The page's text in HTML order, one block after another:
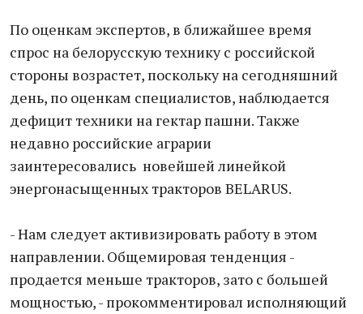
По оценкам экспертов, в ближайшее время
спрос на белорусскую технику с российской
стороны возрастет, поскольку на сегодняшний
день, по оценкам специалистов, наблюдается
дефицит техники на гектар пашни. Также
недавно российские аграрии
заинтересовались новейшей линейкой
энергонасыщенных тракторов BELARUS.
- Нам следует активизировать работу в этом
направлении. Общемировая тенденция -
продается меньше тракторов, зато с большей
мощностью, - прокомментировал исполняющий